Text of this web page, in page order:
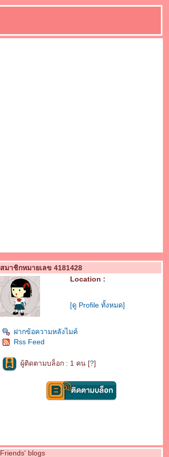
สมาชิกหมายเลข 4181428
Location :
[ดู Profile ทั้งหมด]
ฝากข้อความหลังไมค์
Rss Feed
ผู้ติดตามบล็อก : 1 คน [?]
Friends' blogs